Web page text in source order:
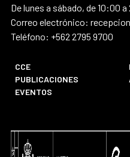
De lunes a sábado, de 10:00
Correo electrónico:
Teléfono: +562 2795 9700
CCE
PUBLICACIONES
EVENTOS